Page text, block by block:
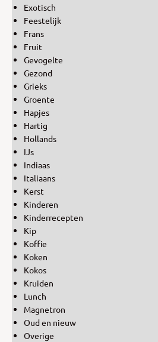
Exotisch
Feestelijk
Frans
Fruit
Gevogelte
Gezond
Grieks
Groente
Hapjes
Hartig
Hollands
IJs
Indiaas
Italiaans
Kerst
Kinderen
Kinderrecepten
Kip
Koffie
Koken
Kokos
Kruiden
Lunch
Magnetron
Oud en nieuw
Overige